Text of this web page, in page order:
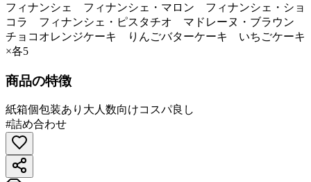
フィナンシェ フィナンシェ・マロン フィナンシェ・ショ
コラ フィナンシェ・ピスタチオ マドレーヌ・ブラウン
チョコオレンジケーキ りんごバターケーキ いちごケーキ
×各5
商品の特徴
紙箱個包装あり 大人数向けコスパ良し
#詰め合わせ